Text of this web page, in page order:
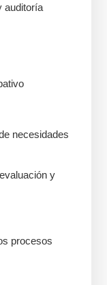
auditoría
necesidades
y
procesos